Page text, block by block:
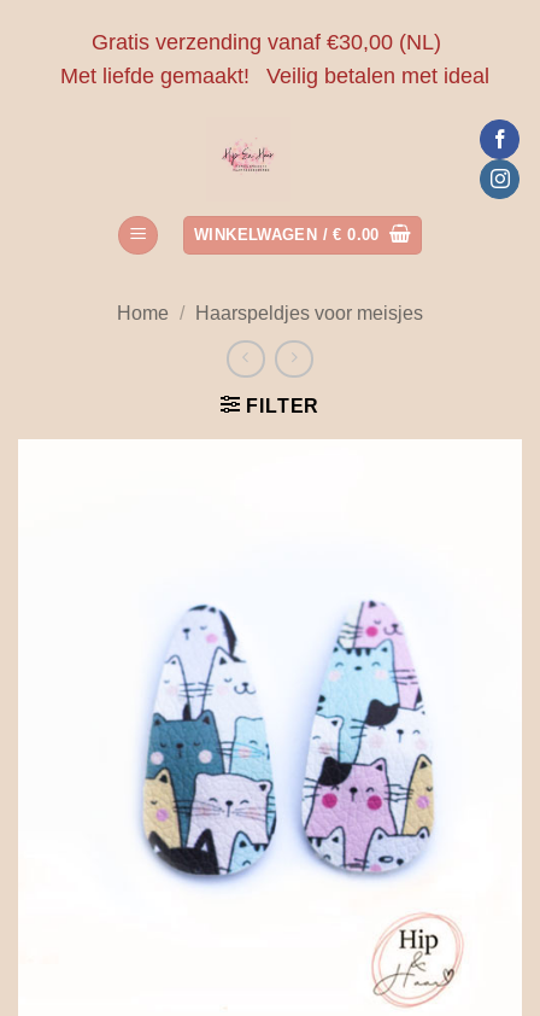
Gratis verzending vanaf €30,00 (NL)
Met liefde gemaakt!
Veilig betalen met ideal
WINKELWAGEN /€ 0.00
Home / Haarspeldjes voor meisjes
FILTER